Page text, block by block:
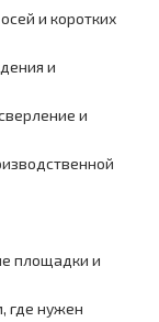
и коротких
и
и
площадки и
где нужен